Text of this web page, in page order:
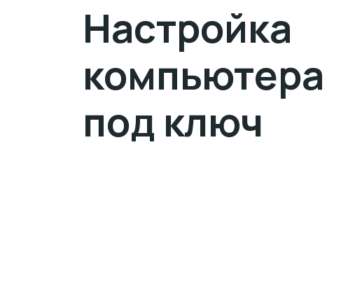
Настройка
компьютера
под ключ